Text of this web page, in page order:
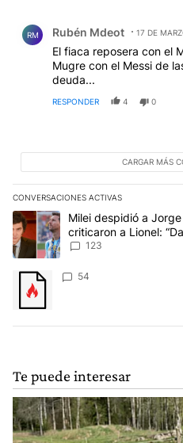
RM Rubén Mdeot 17 DE
El fiaca reposera con el
Mugre con el Messi de
deuda...
RESPONDER 4 0
CARGAR MÁS
CONVERSACIONES ACTIVAS
Este listado muestra los
Un artículo de tendencia con el
Milei despidió a
criticaron a Lionel:
anti-Messi”
123
Un artículo de tendencia con el
54